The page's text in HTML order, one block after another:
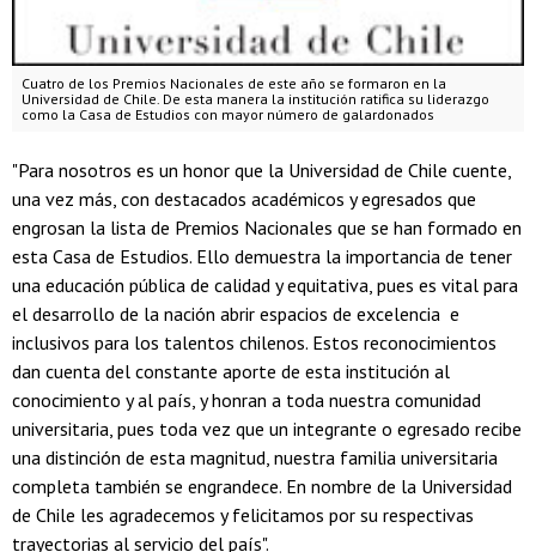
Cuatro de los Premios Nacionales de este año se formaron en la
Universidad de Chile. De esta manera la institución ratifica su liderazgo
como la Casa de Estudios con mayor número de galardonados
"Para nosotros es un honor que la Universidad de Chile cuente,
una vez más, con destacados académicos y egresados que
engrosan la lista de Premios Nacionales que se han formado en
esta Casa de Estudios. Ello demuestra la importancia de tener
una educación pública de calidad y equitativa, pues es vital para
el desarrollo de la nación abrir espacios de excelencia e
inclusivos para los talentos chilenos. Estos reconocimientos
dan cuenta del constante aporte de esta institución al
conocimiento y al país, y honran a toda nuestra comunidad
universitaria, pues toda vez que un integrante o egresado recibe
una distinción de esta magnitud, nuestra familia universitaria
completa también se engrandece. En nombre de la Universidad
de Chile les agradecemos y felicitamos por su respectivas
trayectorias al servicio del país".